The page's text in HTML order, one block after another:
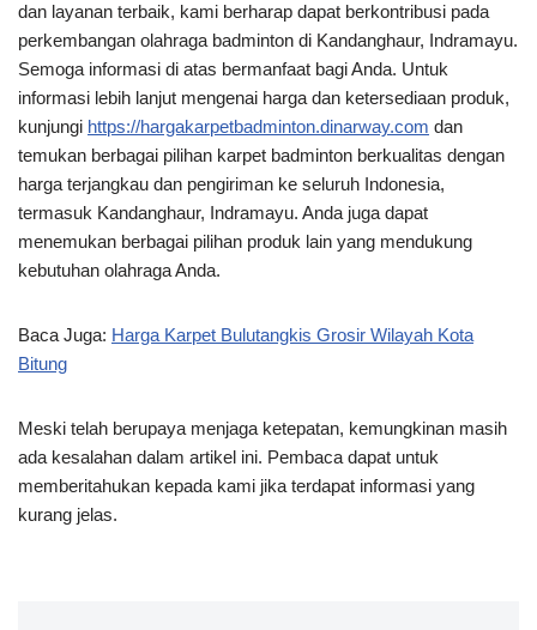
dan layanan terbaik, kami berharap dapat berkontribusi pada
perkembangan olahraga badminton di Kandanghaur, Indramayu.
Semoga informasi di atas bermanfaat bagi Anda. Untuk
informasi lebih lanjut mengenai harga dan ketersediaan produk,
kunjungi https://hargakarpetbadminton.dinarway.com dan
temukan berbagai pilihan karpet badminton berkualitas dengan
harga terjangkau dan pengiriman ke seluruh Indonesia,
termasuk Kandanghaur, Indramayu. Anda juga dapat
menemukan berbagai pilihan produk lain yang mendukung
kebutuhan olahraga Anda.
Baca Juga: Harga Karpet Bulutangkis Grosir Wilayah Kota
Bitung
Meski telah berupaya menjaga ketepatan, kemungkinan masih
ada kesalahan dalam artikel ini. Pembaca dapat untuk
memberitahukan kepada kami jika terdapat informasi yang
kurang jelas.